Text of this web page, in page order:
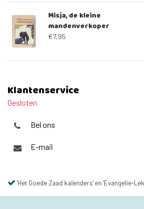
Misja, de kleine
mandenverkoper
€7,95
Klantenservice
Gesloten
Bel ons
E-mail
'Het Goede Zaad kalenders' en 'Evangelie-